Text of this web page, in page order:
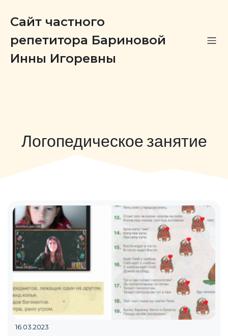
Сайт частного
репетитора Бариновой
Инны Игоревны
Логопедическое занятие
16.03.2023